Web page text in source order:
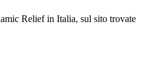
Relief in Italia, sul sito trovate